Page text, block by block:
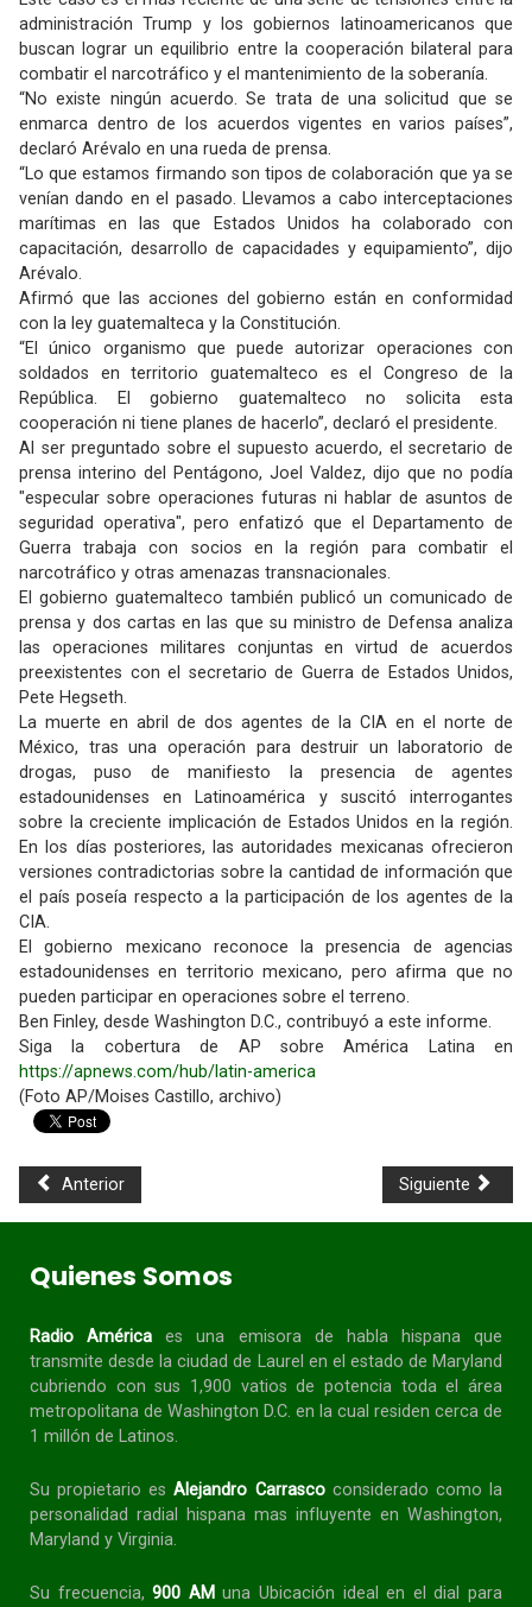
administración Trump y los gobiernos latinoamericanos que
buscan lograr un equilibrio entre la cooperación bilateral para
combatir el narcotráfico y el mantenimiento de la soberanía.
“No existe ningún acuerdo. Se trata de una solicitud que se
enmarca dentro de los acuerdos vigentes en varios países”,
declaró Arévalo en una rueda de prensa.
“Lo que estamos firmando son tipos de colaboración que ya se
venían dando en el pasado. Llevamos a cabo interceptaciones
marítimas en las que Estados Unidos ha colaborado con
capacitación, desarrollo de capacidades y equipamiento”, dijo
Arévalo.
Afirmó que las acciones del gobierno están en conformidad
con la ley guatemalteca y la Constitución.
“El único organismo que puede autorizar operaciones con
soldados en territorio guatemalteco es el Congreso de la
República. El gobierno guatemalteco no solicita esta
cooperación ni tiene planes de hacerlo”, declaró el presidente.
Al ser preguntado sobre el supuesto acuerdo, el secretario de
prensa interino del Pentágono, Joel Valdez, dijo que no podía
"especular sobre operaciones futuras ni hablar de asuntos de
seguridad operativa", pero enfatizó que el Departamento de
Guerra trabaja con socios en la región para combatir el
narcotráfico y otras amenazas transnacionales.
El gobierno guatemalteco también publicó un comunicado de
prensa y dos cartas en las que su ministro de Defensa analiza
las operaciones militares conjuntas en virtud de acuerdos
preexistentes con el secretario de Guerra de Estados Unidos,
Pete Hegseth.
La muerte en abril de dos agentes de la CIA en el norte de
México, tras una operación para destruir un laboratorio de
drogas, puso de manifiesto la presencia de agentes
estadounidenses en Latinoamérica y suscitó interrogantes
sobre la creciente implicación de Estados Unidos en la región.
En los días posteriores, las autoridades mexicanas ofrecieron
versiones contradictorias sobre la cantidad de información que
el país poseía respecto a la participación de los agentes de la
CIA.
El gobierno mexicano reconoce la presencia de agencias
estadounidenses en territorio mexicano, pero afirma que no
pueden participar en operaciones sobre el terreno.
Ben Finley, desde Washington D.C., contribuyó a este informe.
Siga la cobertura de AP sobre América Latina en
https://apnews.com/hub/latin-america
(Foto AP/Moises Castillo, archivo)
Anterior Siguiente
Quienes Somos
Radio América es una emisora de habla hispanaque
transmite desde la ciudad de Laurel en el estado de Maryland
cubriendo con sus 1,900 vatios de potencia toda el área
metropolitana de Washington D.C. en la cual residen cerca de
1 millón de Latinos.
Su propietario esAlejandro Carrascoconsiderado como la
personalidad radial
hispana mas influyente en Washington,
Maryland y Virginia.
Su frecuencia, 900 AM una Ubicación ideal en el dial para